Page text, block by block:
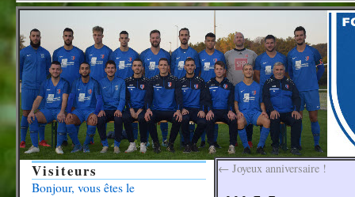
← Joyeux anniversaire !
Visiteurs
Bonjour, vous êtes le